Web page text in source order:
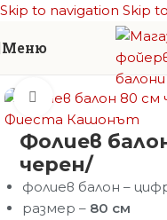
Skip to navigation Skip
Меню
Увеличи
Фолиев
черен/
фолиев балон –
размер – 80 см